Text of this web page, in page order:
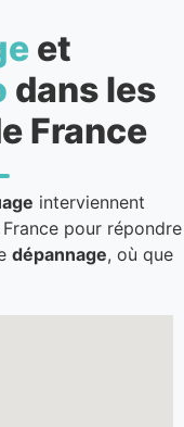
et
dans les
France
interviennent
pour répondre
dépannage, où que